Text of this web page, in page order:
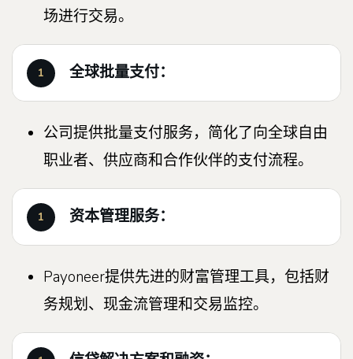
场进行交易。
全球批量支付：
公司提供批量支付服务，简化了向全球自由
职业者、供应商和合作伙伴的支付流程。
资本管理服务：
Payoneer提供先进的财富管理工具，包括财
务规划、现金流管理和交易监控。